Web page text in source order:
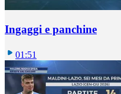
Ingaggi e panchine
01:51